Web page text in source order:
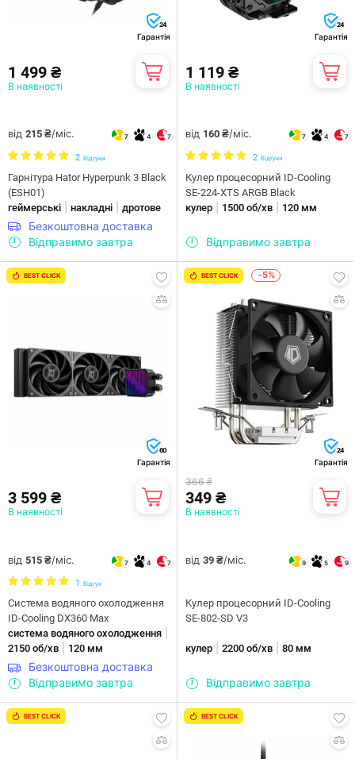
24
Гарантія
1 499 ₴
В наявності
від 215 ₴/міс. 7 4 7
2 Відгуки
Гарнiтура Hator Hyperpunk 3 Black
(ESH01)
геймерські
накладні дротове
Безкоштовна доставка
Відправимо завтра
24
Гарантія
1 119 ₴
В наявності
від 160 ₴/міс. 7 4 7
2 Відгуки
Кулер процесорний ID-Cooling
SE-224-XTS ARGB Black
кулер
1500 об/хв 120 мм
Відправимо завтра
BEST CLICK
60
Гарантія
3 599 ₴
В наявності
від 515 ₴/міс. 7 4 7
1 Відгук
Система водяного охолодження
ID-Cooling DX360 Max
система водяного охолодження
2150 об/хв 120 мм
Безкоштовна доставка
Відправимо завтра
BEST CLICK -5%
24
Гарантія
366 ₴
349 ₴
В наявності
від 39 ₴/міс. 9 5 9
Кулер процесорний ID-Cooling
SE-802-SD V3
кулер 2200 об/хв 80 мм
Відправимо завтра
BEST CLICK BEST CLICK